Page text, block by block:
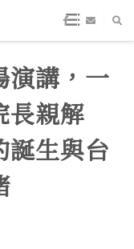
演講，一
長親解
誕生與台